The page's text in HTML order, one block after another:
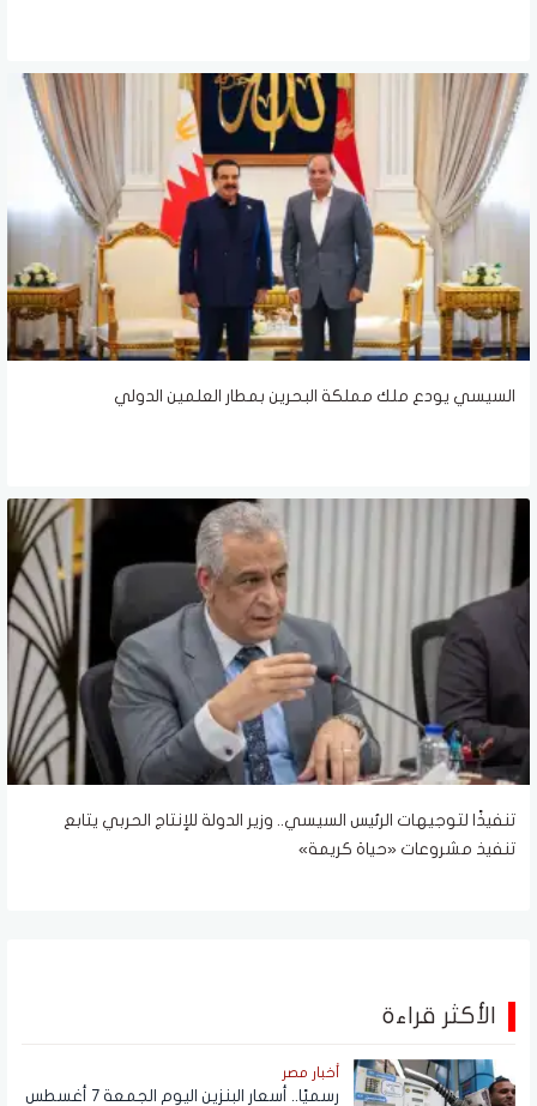
السيسي يودع ملك مملكة البحرين بمطار العلمين الدولي
تنفيذًا لتوجيهات الرئيس السيسي.. وزير الدولة للإنتاج الحربي يتابع
تنفيذ مشروعات «حياة كريمة»
الأكثر قراءة
أخبار مصر
رسميًا.. أسعار البنزين اليوم الجمعة 7 أغسطس